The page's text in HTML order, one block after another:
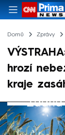
Domů Zprávy
hrozí
kraje
Žádná